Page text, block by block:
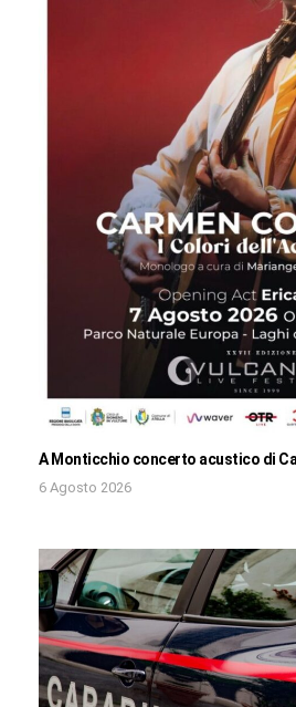
A Monticchio concerto acustico di
6 Agosto 2026